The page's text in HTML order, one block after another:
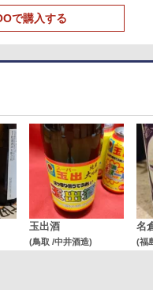
で購入する
玉出酒
(鳥取 /中井酒造)
名
(福